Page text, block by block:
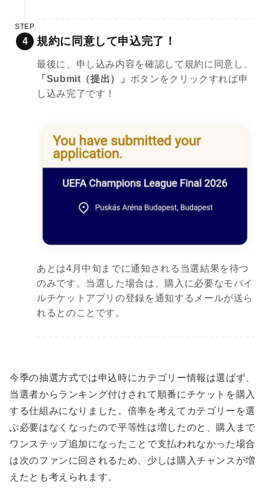
STEP
規約に同意して申込完了！
最後に、申し込み内容を確認して規約に同意し、
「Submit（提出）」 ボタンをクリックすれば申
し込み完了です！
あとは4月中旬までに通知される当選結果を待つ
のみです。当選した場合は、購入に必要なモバイ
ルチケットアプリの登録を通知するメールが送ら
れるとのことです。
今季の抽選方式では申込時にカテゴリー情報は選ばず、
当選者からランキング付けされて順番にチケットを購入
する仕組みになりました。倍率を考えてカテゴリーを選
ぶ必要はなくなったので平等性は増したのと、購入まで
ワンステップ追加になったことで支払われなかった場合
は次のファンに回されるため、少しは購入チャンスが増
えたとも考えられます。